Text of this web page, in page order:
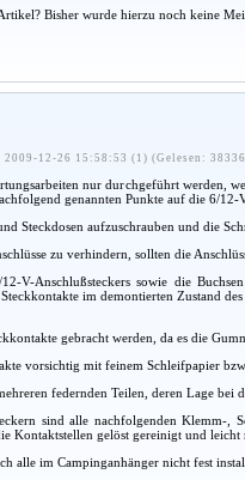
Bisher wurde hierzu noch keine
12-26 15:58:53 (1) (Gelesen:
nur durchgeführt werden,
genannten Punkte auf die 6/12-
Steckdosen aufzuschrauben und die
zu verhindern, sollten die
V-Anschlußsteckers sowie die
im demontierten Zustand des
gebracht werden, da es die
vorsichtig mit feinem Schleifpapier
federnden Teilen, deren Lage bei
sind alle nachfolgenden Klemm-
Kontaktstellen gelöst gereinigt und
alle im Campinganhänger nicht fest